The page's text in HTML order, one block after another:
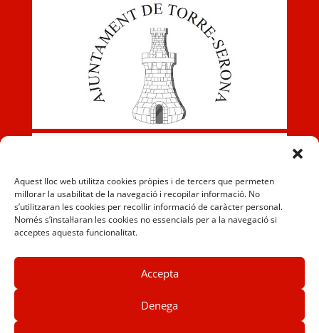
Aquest lloc web utilitza cookies pròpies i de tercers que permeten
millorar la usabilitat de la navegació i recopilar informació. No
s’utilitzaran les cookies per recollir informació de caràcter personal.
Només s’instal·laran les cookies no essencials per a la navegació si
acceptes aquesta funcionalitat.
Accepta
Denega